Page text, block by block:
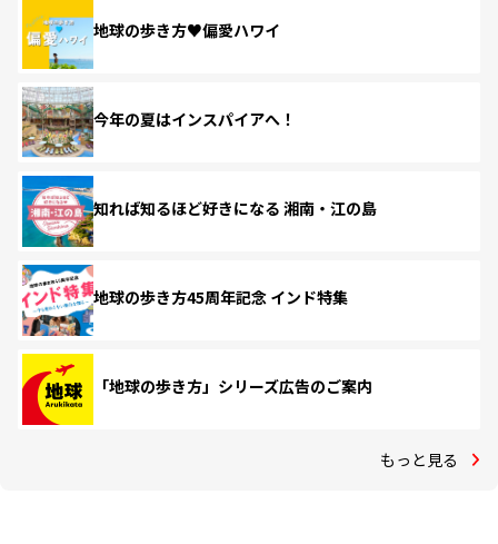
地球の歩き方♥偏愛ハワイ
今年の夏はインスパイアへ！
知れば知るほど好きになる 湘南・江の島
地球の歩き方45周年記念 インド特集
「地球の歩き方」シリーズ広告のご案内
もっと見る